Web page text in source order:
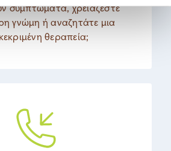
συμπτώματα, χρειάζεστε
γνώμη ή αναζητάτε μια
θεραπεία;